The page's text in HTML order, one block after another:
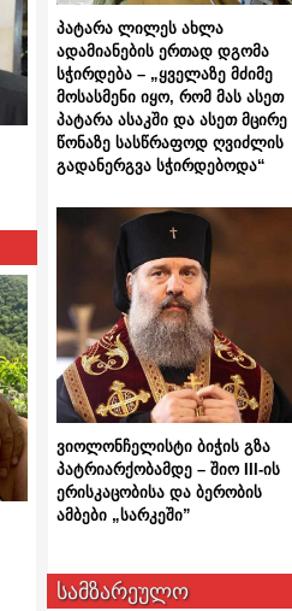
პატარა ლილეს ახლა
ადამიანების ერთად დგომა
სჭირდება – „ყველაზე მძიმე
მოსასმენი იყო, რომ მას ასეთ
პატარა ასაკში და ასეთ მცირე
წონაზე სასწრაფოდ ღვიძლის
გადანერგვა სჭირდებოდა“
ვიოლონჩელისტი ბიჭის გზა
პატრიარქობამდე – შიო III-ის
ერისკაცობისა და ბერობის
ამბები „სარკეში”
სამზარეულო